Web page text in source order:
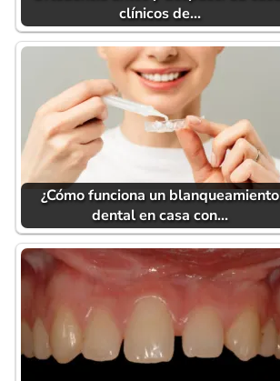
clínicos de…
¿Cómo funciona un blanqueamiento
dental en casa con…